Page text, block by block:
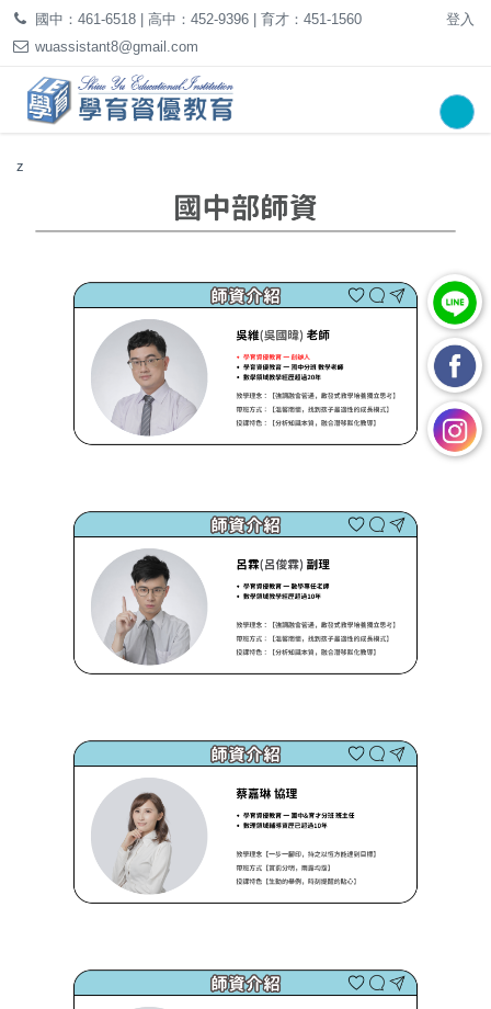
國中：461-6518 | 高中：452-9396 | 育才：451-1560
wuassistant8@gmail.com
登入
z